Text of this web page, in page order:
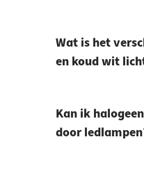
Wat is het
en koud wit
Kan ik
door